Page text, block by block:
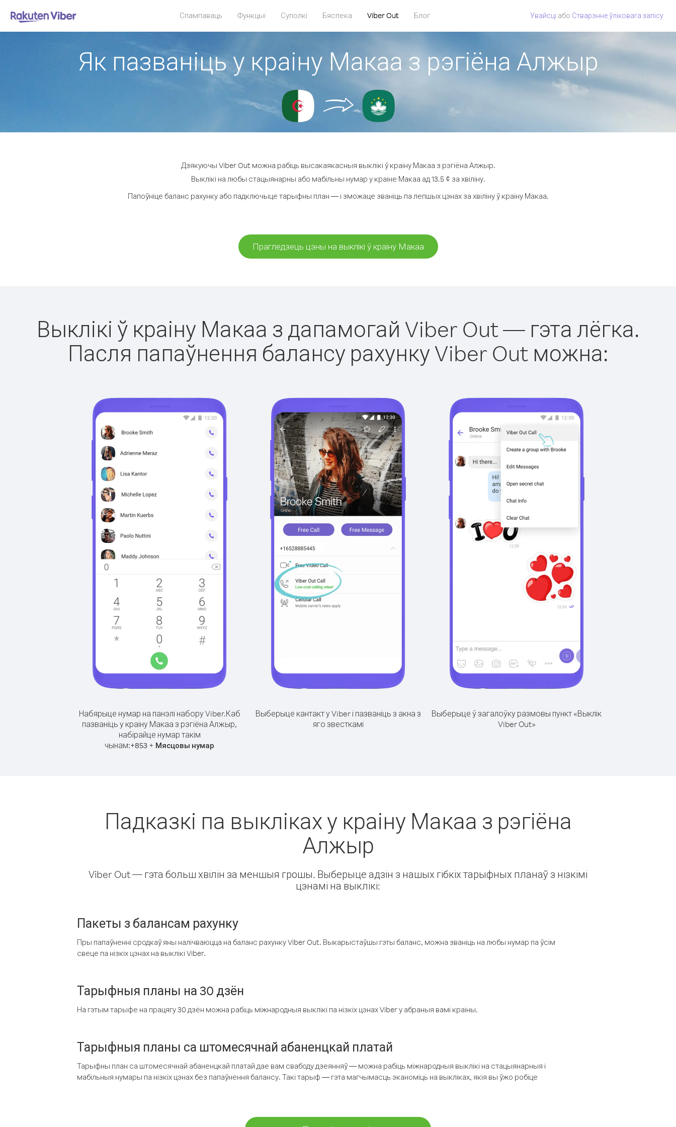
Спампаваць Функцыі Суполкі Бяспека Viber Out Блог Увайсці або Стварэнне ўліковага запісу
Як пазваніць у краіну Макаа з рэгіёна Алжыр
Дзякуючы Viber Out можна рабіць высакаякасныя выклікі ў краіну Макаа з рэгіёна Алжыр.
Выклікі на любы стацыянарны або мабільны нумар у краіне Макаа ад 13.5 ¢ за хвіліну.
Папоўніце баланс рахунку або падключыце тарыфны план — і зможаце званіць па лепшых цэнах за хвіліну ў краіну Макаа.
Прагледзець цэны на выклікі ў краіну Макаа
Выклікі ў краіну Макаа з дапамогай Viber Out — гэта лёгка.
Пасля папаўнення балансу рахунку Viber Out можна:
Набярыце нумар на панэлі набору Viber.Каб
пазваніць у краіну Макаа з рэгіёна Алжыр,
набірайце нумар такім
чынам:+853 + Мясцовы нумар
Выберыце кантакт у Viber і пазваніць з акна з
яго звесткамі
Выберыце ў загалоўку размовы пункт «Выклік
Viber Out»
Падказкі па выкліках у краіну Макаа з рэгіёна
Алжыр
Viber Out — гэта больш хвілін за меншыя грошы. Выберыце адзін з нашых гібкіх тарыфных планаў з нізкімі
цэнамі на выклікі:
Пакеты з балансам рахунку
Пры папаўненні сродкаў яны налічваюцца на баланс рахунку Viber Out. Выкарыстаўшы гэты баланс, можна званіць на любы нумар па ўсім
свеце па нізкіх цэнах на выклікі Viber.
Тарыфныя планы на 30 дзён
На гэтым тарыфе на працягу 30 дзён можна рабіць міжнародныя выклікі па нізкіх цэнах Viber у абраныя вамі краіны.
Тарыфныя планы са штомесячнай абаненцкай платай
Тарыфны план са штомесячнай абаненцкай платай дае вам свабоду дзеянняў — можна рабіць міжнародныя выклікі на стацыянарныя і
мабільныя нумары па нізкіх цэнах без папаўнення балансу. Такі тарыф — гэта магчымасць эканоміць на выкліках, якія вы ўжо робіце